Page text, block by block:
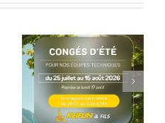
Dernières
réalisation